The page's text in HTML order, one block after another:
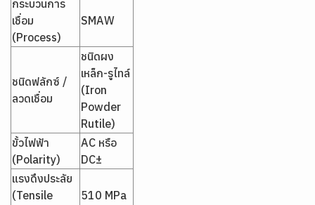
กระบวนการ
เชื่อม
(Process)
SMAW
ชนิดฟลักซ์ /
ลวดเชื่อม
ชนิดผง
เหล็ก-รูไทล์
(Iron
Powder
Rutile)
ขั้วไฟฟ้า
(Polarity)
AC หรือ
DC±
แรงดึงประลัย
(Tensile
510 MPa